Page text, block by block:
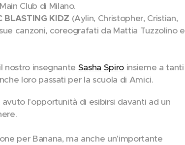
Club di Milano.
BLASTING KIDZ (Aylin, Christopher, Cristian,
canzoni, coreografati da Mattia Tuzzolino e
nostro insegnante Sasha Spiroinsieme a tanti
loro passati per la scuola di Amici.
l'opportunità di esibirsi davanti ad un
per Banana, ma anche un'importante